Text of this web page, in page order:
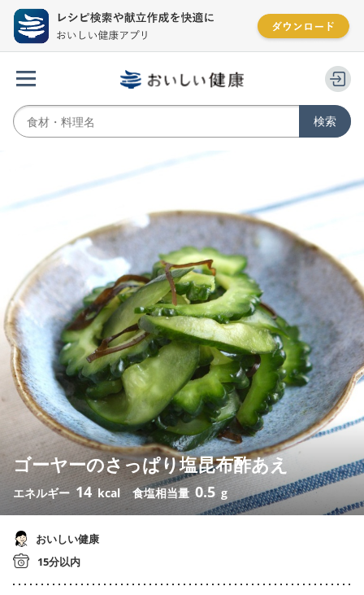
ゴーヤーのさっぱり塩昆布酢あえ
エネルギー 14 kcal 食塩相当量 0.5 g
おいしい健康
15分以内